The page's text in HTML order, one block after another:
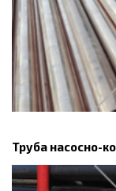
Труба насосно-